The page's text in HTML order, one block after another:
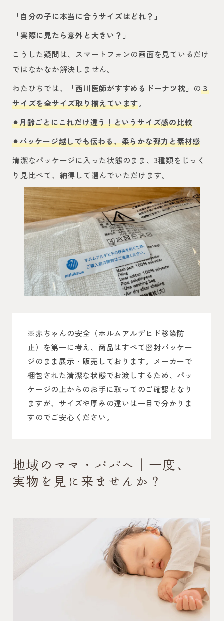
「自分の子に本当に合うサイズはどれ？」
「実際に見たら意外と大きい？」
こうした疑問は、スマートフォンの画面を見ているだけ
ではなかなか解決しません。
わたひちでは、
「西川医師がすすめるドーナツ枕」 の３
サイズを全サイズ取り揃えています。
⚫︎月齢ごとにこれだけ違う！というサイズ感の比較
⚫︎パッケージ越しでも伝わる、柔らかな弾力と素材感
清潔なパッケージに入った状態のまま、3種類をじっく
り見比べて、納得して選んでいただけます。
※赤ちゃんの安全（ホルムアルデヒド移染防
止）を第一に考え、商品はすべて密封パッケー
ジのまま展示・販売しております。メーカーで
梱包された清潔な状態でお渡しするため、パッ
ケージの上からのお手に取ってのご確認となり
ますが、サイズや厚みの違いは一目で分かりま
すのでご安心ください。
地域のママ・パパへ｜一度、
実物を見に来ませんか？